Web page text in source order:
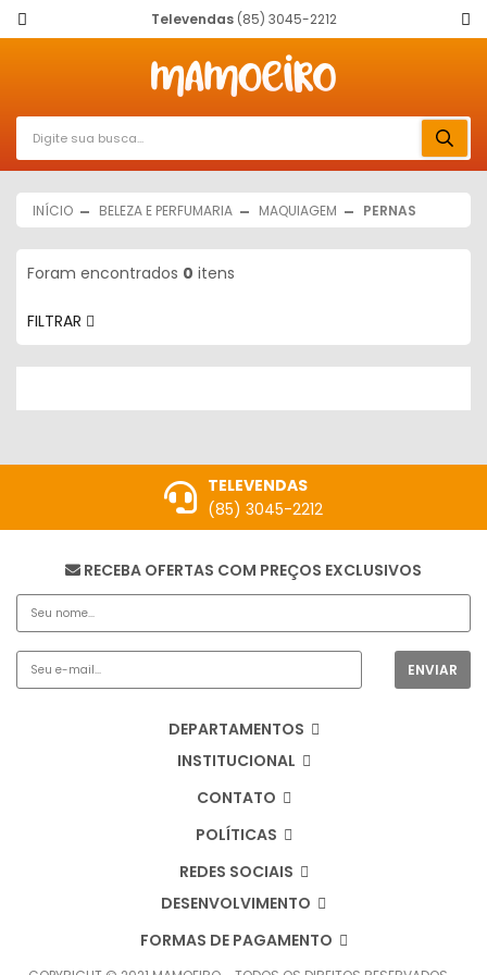
Televendas(85) 3045-2212
INÍCIO BELEZA E PERFUMARIA MAQUIAGEM PERNAS
Foram encontrados 0 itens
FILTRAR
TELEVENDAS
(85) 3045-2212
RECEBA OFERTAS COM PREÇOS EXCLUSIVOS
DEPARTAMENTOS
INSTITUCIONAL
CONTATO
POLÍTICAS
REDES SOCIAIS
DESENVOLVIMENTO
FORMAS DE PAGAMENTO